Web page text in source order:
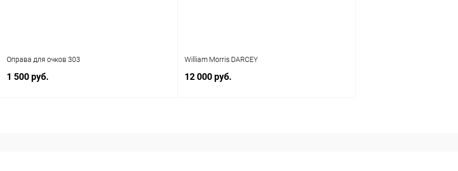
Оправа для очков 303
1 500 руб.
William Morris DARCEY
12 000 руб.